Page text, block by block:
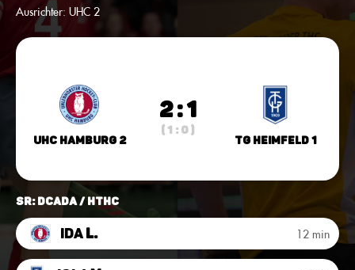
Ausrichter: UHC 2
UHC Hamburg 2
2 : 1
( 1 : 0 )
TG Heimfeld 1
SR: DCadA / HTHC
IdaL. 12 min